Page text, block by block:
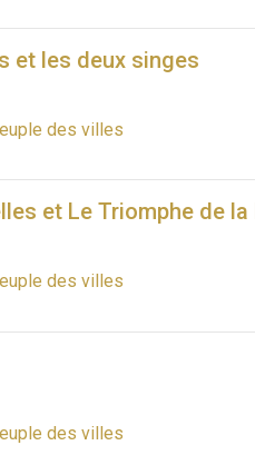
et les deux singes
des villes
et Le Triomphe de
des villes
des villes